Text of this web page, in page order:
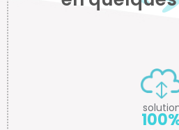
solution
100%